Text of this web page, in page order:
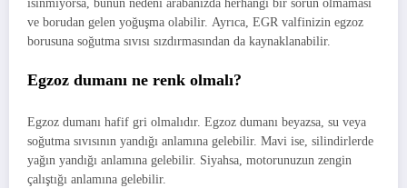
ısınmıyorsa, bunun nedeni arabanızda herhangi bir sorun olmaması
ve borudan gelen yoğuşma olabilir. Ayrıca, EGR valfinizin egzoz
borusuna soğutma sıvısı sızdırmasından da kaynaklanabilir.
Egzoz dumanı ne renk olmalı?
Egzoz dumanı hafif gri olmalıdır. Egzoz dumanı beyazsa, su veya
soğutma sıvısının yandığı anlamına gelebilir. Mavi ise, silindirlerde
yağın yandığı anlamına gelebilir. Siyahsa, motorunuzun zengin
çalıştığı anlamına gelebilir.